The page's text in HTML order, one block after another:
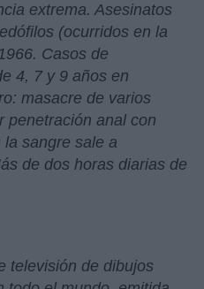
extrema. Asesinatos
(ocurridos en la
Casos de
4, 7 y 9 años en
masacre de varios
penetración anal con
sangre sale a
de dos horas diarias de
televisión de dibujos